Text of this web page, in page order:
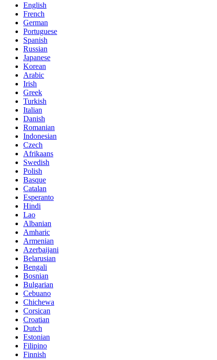
English
French
German
Portuguese
Spanish
Russian
Japanese
Korean
Arabic
Irish
Greek
Turkish
Italian
Danish
Romanian
Indonesian
Czech
Afrikaans
Swedish
Polish
Basque
Catalan
Esperanto
Hindi
Lao
Albanian
Amharic
Armenian
Azerbaijani
Belarusian
Bengali
Bosnian
Bulgarian
Cebuano
Chichewa
Corsican
Croatian
Dutch
Estonian
Filipino
Finnish